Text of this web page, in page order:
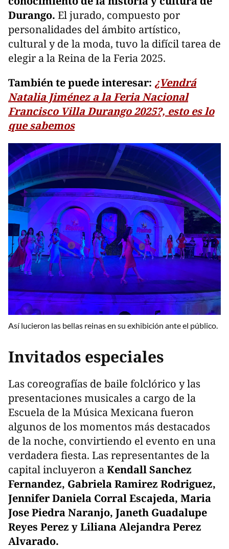
Durango. El jurado, compuesto por
personalidades del ámbito artístico,
cultural y de la moda, tuvo la difícil tarea de
elegir a la Reina de la Feria 2025.
También te puede interesar: ¿Vendrá
Natalia Jiménez a la Feria Nacional
Francisco Villa Durango 2025?, esto es lo
que sabemos
Así lucieron las bellas reinas en su exhibición ante el público.
Invitados especiales
Las coreografías de baile folclórico y las
presentaciones musicales a cargo de la
Escuela de la Música Mexicana fueron
algunos de los momentos más destacados
de la noche, convirtiendo el evento en una
verdadera fiesta. Las representantes de la
capital incluyeron aKendall Sanchez
Fernandez, Gabriela Ramirez Rodriguez,
Jennifer Daniela Corral Escajeda, Maria
Jose Piedra Naranjo, Janeth Guadalupe
Reyes Perez y Liliana Alejandra Perez
Alvarado.